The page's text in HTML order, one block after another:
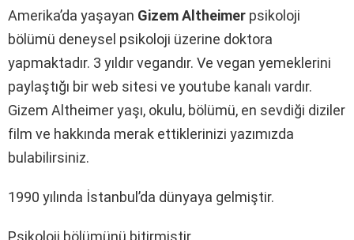
Amerika’da yaşayan Gizem Altheimer psikoloji
bölümü deneysel psikoloji üzerine doktora
yapmaktadır. 3 yıldır vegandır. Ve vegan yemeklerini
paylaştığı bir web sitesi ve youtube kanalı vardır.
Gizem Altheimer yaşı, okulu, bölümü, en sevdiği diziler
film ve hakkında merak ettiklerinizi yazımızda
bulabilirsiniz.
1990 yılında İstanbul’da dünyaya gelmiştir.
Psikoloji bölümünü bitirmiştir.